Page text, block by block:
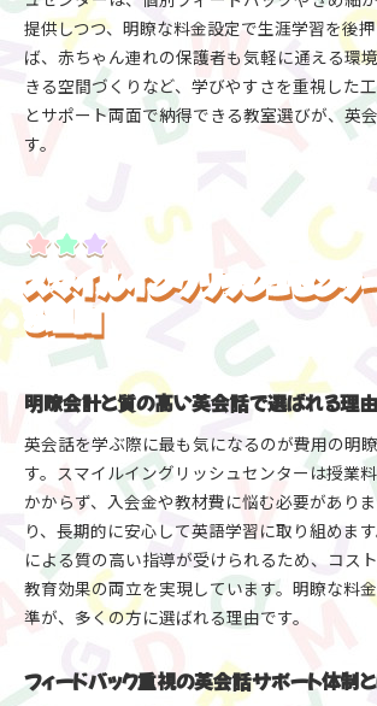
方法
質の高いフィードバックで続けや
明瞭会計で始める岐阜市の英会話学習
英会話費用の不安を解消する明瞭
岐阜市 英会話 教室の費用比較と
入会金や教材費が不要な英会話で
明瞭な費用設定で安心して英会話
大人も子どもも始めやすい英会話
提供しつつ、明瞭な料金設定で生涯学習を後
ば、赤ちゃん連れの保護者も気軽に通える環
きる空間づくりなど、学びやすさを重視した
とサポート両面で納得できる教室選びが、英
す。
スマイルイングリッシュセン
る理由
明瞭会計と質の高い英会話で選ばれる理由
英会話を学ぶ際に最も気になるのが費用の明
す。スマイルイングリッシュセンターは授業
かからず、入会金や教材費に悩む必要があり
り、長期的に安心して英語学習に取り組めま
による質の高い指導が受けられるため、コス
教育効果の両立を実現しています。明瞭な料
準が、多くの方に選ばれる理由です。
フィードバック重視の英会話サポート体制